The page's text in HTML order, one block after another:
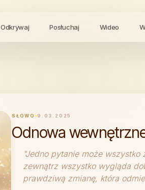
Odkrywaj Posłuchaj Wideo
SŁOWO 9.03.2025
Odnowa
Jedno pytanie może
zewnątrz wszystko wygląda
prawdziwą zmianę, która